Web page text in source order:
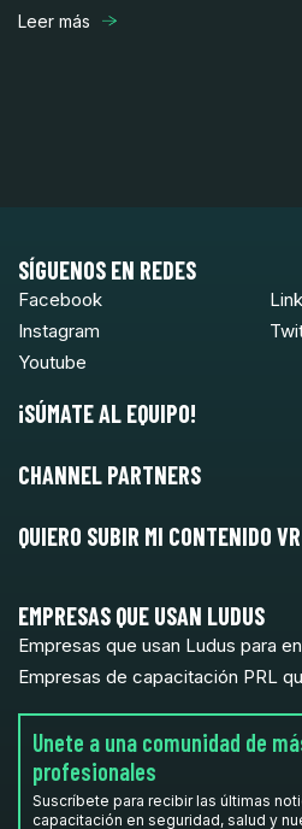
Leer más
SÍGUENOS EN REDES
Facebook
Instagram
Youtube
¡SÚMATE AL EQUIPO!
CHANNEL PARTNERS
QUIERO SUBIR MI CONTENIDO
EMPRESAS QUE USAN LUDUS
Empresas que usan Ludus para
Empresas de capacitación PRL
Unete a una comunidad de
profesionales
Suscríbete para recibir las últimas
capacitación en seguridad, salud y